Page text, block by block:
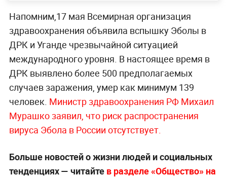
Напомним,17 мая Всемирная организация
здравоохранения объявила вспышку Эболы в
ДРК и Уганде чрезвычайной ситуацией
международного уровня. В настоящее время в
ДРК выявлено более 500 предполагаемых
случаев заражения, умер как минимум 139
человек. Министр здравоохранения РФ Михаил
Мурашко заявил, что риск распространения
вируса Эбола в России отсутствует.
Больше новостей о жизни людей и социальных
тенденциях — читайте в разделе «Общество» на